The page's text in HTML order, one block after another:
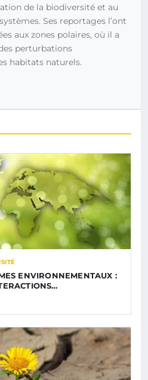
de la biodiversité et au
Ses reportages l’ont
aux zones polaires, où il a
perturbations
habitats naturels.
ENVIRONNEMENTAUX :